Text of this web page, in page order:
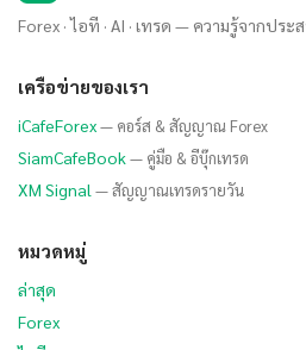
Forex · ไอที · AI · เทรด — ความรู้จากป
เครือข่ายของเรา
iCafeForex— คอร์ส & สัญญาณ Forex
SiamCafeBook— คู่มือ & อีบุ๊กเทรด
XM Signal — สัญญาณเทรดรายวัน
หมวดหมู่
ล่าสุด
Forex